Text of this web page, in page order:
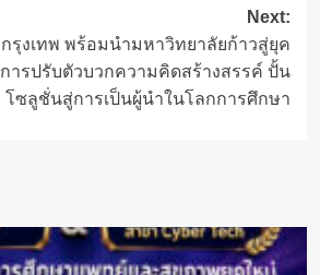
Next:
รุงเทพ พร้อมนำมหาวิทยาลัยก้าวสู่ยุค
ารปรับตัวบวกความคิดสร้างสรรค์ ปั้น
โซลูชั่นสู่การเป็นผู้นำในโลกการศึกษา